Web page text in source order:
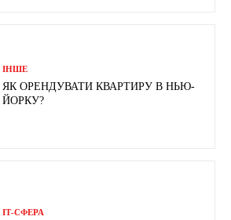
ІНШЕ
ЯК ОРЕНДУВАТИ КВАРТИРУ В НЬЮ-
ЙОРКУ?
ІТ-СФЕРА